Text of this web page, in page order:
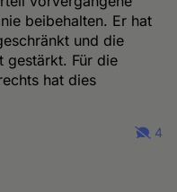
beibehalten. Er hat
und die
gestärkt. Für die
hat dies
4